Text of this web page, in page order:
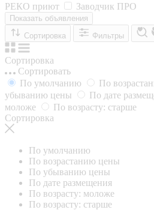
РЕКО приют
Заводчик ПРО
Показать объявления
Сортировка
Фильтры
Сортировка
Сортировать
По умолчанию
По
убыванию цены
По дате
моложе
По возрасту: старше
Сортировка
По умолчанию
По возрастанию цены
По убыванию цены
По дате размещения
По возрасту: моложе
По возрасту: старше